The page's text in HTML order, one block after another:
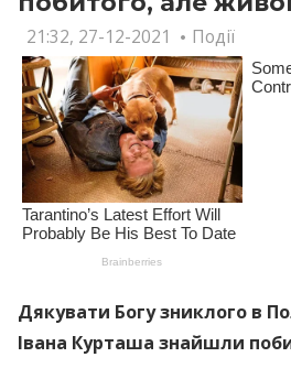
21:32, 27-12-2021 Події
Дякувати Богу зниклого в
Івана Курташа знайшли